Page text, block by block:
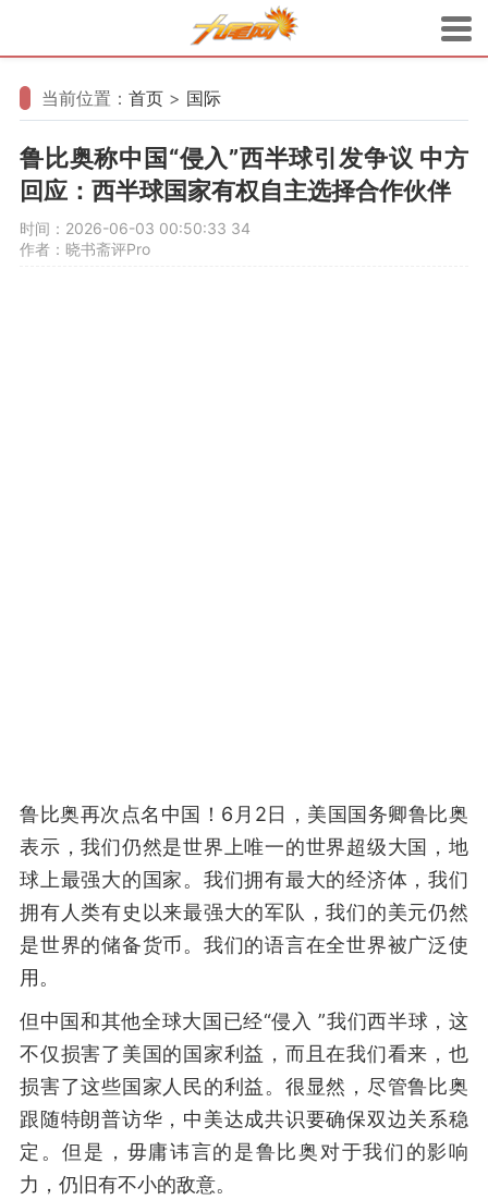
当前位置： 首页 > 国际
鲁比奥称中国“侵入”西半球引发争议 中方
回应：西半球国家有权自主选择合作伙伴
时间：2026-06-03 00:50:33 34
作者：晓书斋评Pro
鲁比奥再次点名中国！6月2日，美国国务卿鲁比奥
表示，我们仍然是世界上唯一的世界超级大国，地
球上最强大的国家。我们拥有最大的经济体，我们
拥有人类有史以来最强大的军队，我们的美元仍然
是世界的储备货币。我们的语言在全世界被广泛使
用。
但中国和其他全球大国已经“侵入 ”我们西半球，这
不仅损害了美国的国家利益，而且在我们看来，也
损害了这些国家人民的利益。很显然，尽管鲁比奥
跟随特朗普访华，中美达成共识要确保双边关系稳
定。但是，毋庸讳言的是鲁比奥对于我们的影响
力，仍旧有不小的敌意。